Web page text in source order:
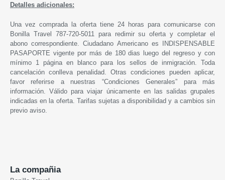
Detalles adicionales:
Una vez comprada la oferta tiene 24 horas para comunicarse con
Bonilla Travel 787-720-5011 para redimir su oferta y completar el
abono correspondiente. Ciudadano Americano es INDISPENSABLE
PASAPORTE vigente por más de 180 dias luego del regreso y con
mínimo 1 página en blanco para los sellos de inmigración. Toda
cancelación conlleva penalidad. Otras condiciones pueden aplicar,
favor referirse a nuestras “Condiciones Generales” para más
información. Válido para viajar únicamente en las salidas grupales
indicadas en la oferta. Tarifas sujetas a disponibilidad y a cambios sin
previo aviso.
La compañia